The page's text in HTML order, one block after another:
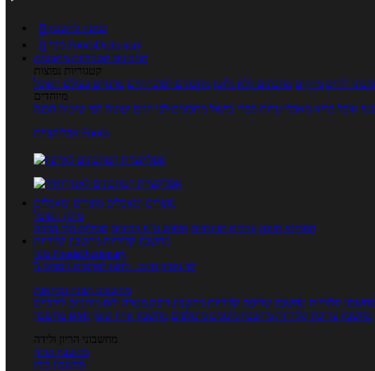
 כניסה לחשבון

מנוי FoodsDictionary
מתכונים קטגוריות מתכונים
קטגוריות נפוצות
ילדים מרקים מתכונים ללא גלוטן מתכונים לסוכרתיים טרנדים בעולם האוכל
מיוחדים
אוכל בריא מאכלי עדות ספרי בישול מתכונים לפי חגים ועונות לפי שיטות הכנה
אפליקציית Foods
מוצרים ומאכלים מוצרים ומאכלים
מילון האוכל
תפריטי תזונה ערכים תזונתיים חיפוש ע"פ רכיבים מכילים הכי הרבה
מחשבון קלוריות מחשבון קלוריות
מנוי FoodsDictionary
5 ימי ניסיון חינם - לחצו לפרטים נוספים
מחשבוני תזונה ובריאות
מחשבון קלוריות מחשבון שריפת קלוריות מחשבון דופק מטרה יחס מותניים לירכיים
מחשבון BMI
מחשבון צריכת קלוריות מחשבון מינונים מומלצים מחשבון אחוז שומן
מחשבוני הריון ולידה
מחשבון הריון
מחשבון ביוץ